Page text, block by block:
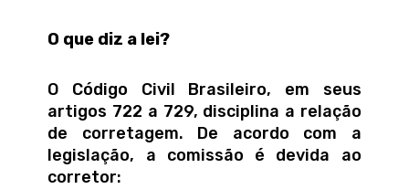
O que diz a lei?
O Código Civil Brasileiro, em seus
artigos 722 a 729, disciplina a relação
de corretagem. De acordo com a
legislação, a comissão é devida ao
corretor: